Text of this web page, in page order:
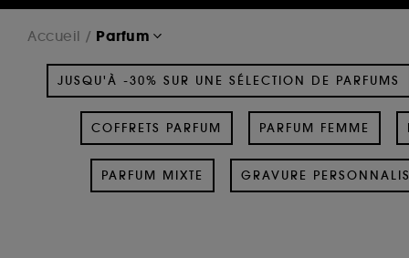
Accueil Parfum
JUSQU'À -30% SUR UNE SÉLECTION DE PARFUMS
COFFRETS PARFUM PARFUM FEMME
PARFUM MIXTE GRAVURE